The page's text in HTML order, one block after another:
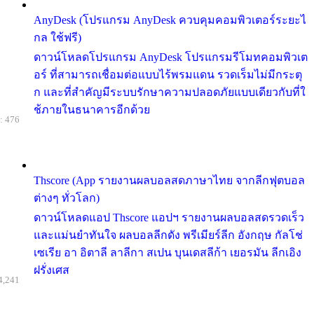
AnyDesk (โปรแกรม AnyDesk ควบคุมคอมพิวเตอร์ระยะไ
กล ใช้ฟรี)
ดาวน์โหลดโปรแกรม AnyDesk โปรแกรมรีโมทคอมพิวเต
อร์ ที่สามารถเชื่อมต่อแบบไร้พรมแดน รวดเร็มไม่มีกระตุ
ก และที่สำคัญมีระบบรักษาความปลอดภัยแบบเดียวกับที่ใ
ช้ภายในธนาคารอีกด้วย
Thscore (App รายงานผลบอลสดภาษาไทย จากลีกฟุตบอล
ต่างๆ ทั่วโลก)
ดาวน์โหลดแอป Thscore แอปฯ รายงานผลบอลสดรวดเร็ว
และแม่นยำทันใจ ผลบอลลีกดัง พรีเมียร์ลีก อังกฤษ กัลโช่
เซเรีย อา อิตาลี ลาลีกา สเปน บุนเดสลีก้า เยอรมัน ลีกเอิง
ฝรั่งเศส
476